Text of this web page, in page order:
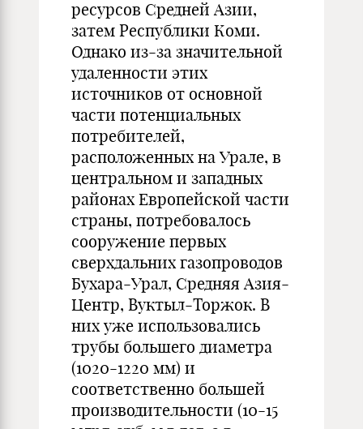
ресурсов Средней Азии,
затем Республики Коми.
Однако из-за значительной
удаленности этих
источников от основной
части потенциальных
потребителей,
расположенных на Урале, в
центральном и западных
районах Европейской части
страны, потребовалось
сооружение первых
сверхдальних газопроводов
Бухара-Урал, Средняя Азия-
Центр, Вуктыл-Торжок. В
них уже использовались
трубы большего диаметра
(1020-1220 мм) и
соответственно большей
производительности (10-15